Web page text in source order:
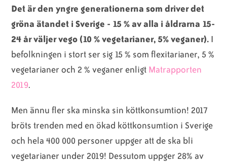
Det är den yngre generationerna som driver det
gröna ätandet i Sverige - 15 % av alla i åldrarna 15-
24 år väljer vego (10 % vegetarianer, 5% veganer). I
befolkningen i stort ser sig 15 % som flexitarianer, 5 %
vegetarianer och 2 % veganer enligt Matrapporten
2019.
Men ännu fler ska minska sin köttkonsumtion! 2017
bröts trenden med en ökad köttkonsumtion i Sverige
och hela 400 000 personer uppger att de ska bli
vegetarianer under 2019! Dessutom uppger 28% av